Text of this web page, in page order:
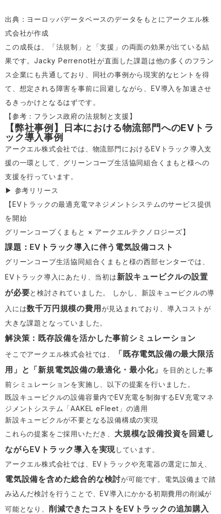
出典：ヨーロッパデータベースのデータをもとにアークエル株
式会社が作成
この成長は、「法規制」と「支援」の両面の効果が出ている結
果です。Jacky Perrenot社が直面した課題は他の多くのフラン
ス企業にも共通しており、同社の事例から現実的なヒントを得
て、想定される障害を事前に回避しながら、EV導入を加速させ
るきっかけとなるはずです。
【参考：フランス政府の法規制と支援 】
【弊社事例】日本における物流部門へのEVトラ
ック導入事例
アークエル株式会社では、物流部門におけるEVトラック導入支
援の一環として、グリーンコープ生活協同組合くまもと様への
支援を行っています。
▶ 参考リリース
【EVトラックの最適充電マネジメントシステムのサービス提供
を開始
グリーンコープくまもと × アークエルテクノロジーズ】
課題：EVトラック導入に伴う電気設備コスト
グリーンコープ生活協同組合くまもと様の西部センターでは、
EVトラック導入にあたり、当初は新設キュービクルの設置
が必要と検討されていました。 しかし、新設キュービクルの導
入には数千万円規模の費用 が見込まれており、導入コストが
大きな課題となっていました。
解決策：既存設備を活かした事前シミュレーション
そこでアークエル株式会社では、
「既存電気設備の最大限活
用」と「新規電気設備の最適化・最小化」
を目的とした事
前シミュレーションを実施し、以下の提案を行いました。
既設キュービクルの設備容量内でEV充電を制御するEV充電マネ
ジメントシステム「AAKEL eFleet」の適用
新設キュービクルが不要となる設備構成の実現
これらの提案をご採用いただき、 大規模な設備投資を回避し
ながらEVトラック導入を実現しています。
アークエル株式会社では、EVトラックや充電器の選定に加え、
電気設備を含めた総合的な検討が可能です。電気設備まで踏
み込んだ検討を行うことで、EV導入にかかる初期費用の削減が
可能となり、 削減できたコストをEVトラックの追加購入